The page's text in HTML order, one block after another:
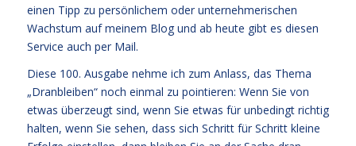
einen Tipp zu persönlichem oder unternehmerischen
Wachstum auf meinem Blog und ab heute gibt es diesen
Service auch per Mail.
Diese 100. Ausgabe nehme ich zum Anlass, das Thema
„Dranbleiben“ noch einmal zu pointieren: Wenn Sie von
etwas überzeugt sind, wenn Sie etwas für unbedingt richtig
halten, wenn Sie sehen, dass sich Schritt für Schritt kleine